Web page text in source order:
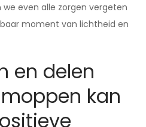
even alle zorgen vergeten
moment van lichtheid en
en delen
kan